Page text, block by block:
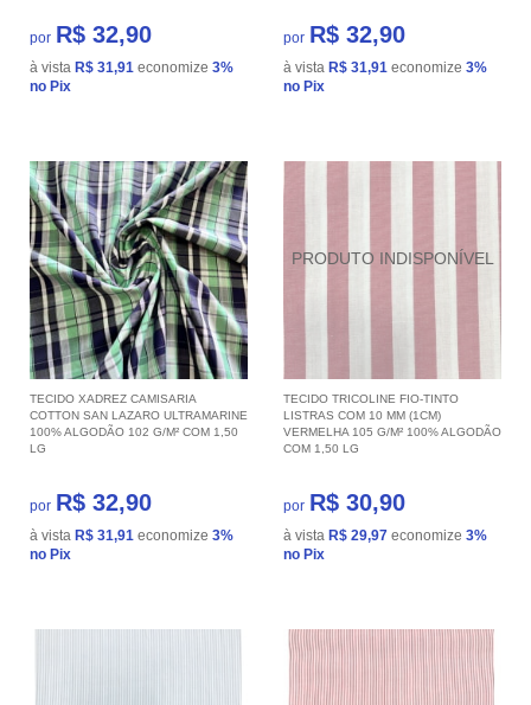
por R$ 32,90
à vista R$ 31,91 economize 3%
no Pix
por R$ 32,90
à vista R$ 31,91 economize 3%
no Pix
TECIDO XADREZ CAMISARIA
COTTON SAN LAZARO ULTRAMARINE
100% ALGODÃO 102 G/M² COM 1,50
LG
por R$ 32,90
à vista R$ 31,91 economize 3%
no Pix
TECIDO TRICOLINE FIO-TINTO
LISTRAS COM 10 MM (1CM)
VERMELHA 105 G/M² 100% ALGODÃO
COM 1,50 LG
por R$ 30,90
à vista R$ 29,97 economize 3%
no Pix